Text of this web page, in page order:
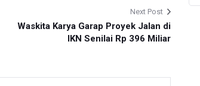
Next Post
Waskita Karya Garap Proyek Jalan di
IKN Senilai Rp 396 Miliar